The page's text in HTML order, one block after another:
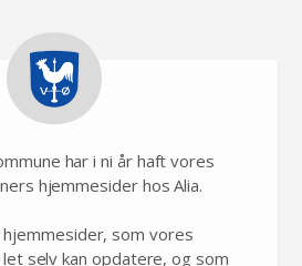
har i ni år haft vores
hjemmesider hos Alia.
hjemmesider, som vores
selv kan opdatere, og som